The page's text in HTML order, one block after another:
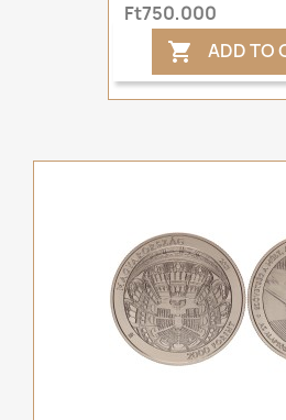
Ft750,000
 ADD TO